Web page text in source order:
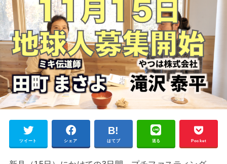
ツイート シェア はてブ 送る Pocket